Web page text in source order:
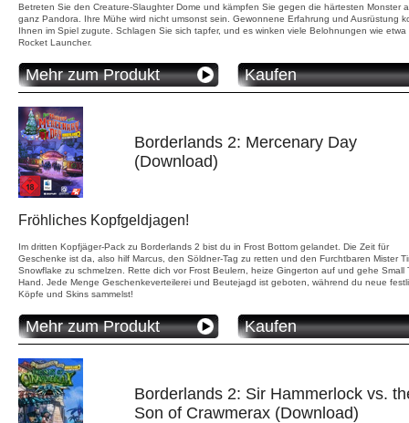
Betreten Sie den Creature-Slaughter Dome und kämpfen Sie gegen die härtesten Monster
ganz Pandora. Ihre Mühe wird nicht umsonst sein. Gewonnene Erfahrung und Ausrüstung
Ihnen im Spiel zugute. Schlagen Sie sich tapfer, und es winken viele Belohnungen wie etwa
Rocket Launcher.
Mehr zum Produkt Kaufen
Borderlands 2: Mercenary Day
(Download)
Fröhliches Kopfgeldjagen!
Im dritten Kopfjäger-Pack zu Borderlands 2 bist du in Frost Bottom gelandet. Die Zeit für
Geschenke ist da, also hilf Marcus, den Söldner-Tag zu retten und den Furchtbaren Mister
Snowflake zu schmelzen. Rette dich vor Frost Beulern, heize Gingerton auf und gehe Small
Hand. Jede Menge Geschenkeverteilerei und Beutejagd ist geboten, während du neue
Köpfe und Skins sammelst!
Mehr zum Produkt Kaufen
Borderlands 2: Sir Hammerlock vs.
Son of Crawmerax (Download)